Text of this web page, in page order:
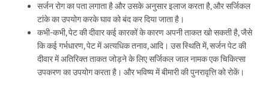
सर्जन रोग का पता लगाता है और उसके अनुसार इलाज करता है, और सर्जिकल
टांके का उपयोग करके घाव को बंद कर दिया जाता है।
कभी-कभी, पेट की दीवार कई कारकों के कारण अपनी ताकत खो सकती है, जैसे
कि कई गर्भधारण, पेट में अत्यधिक तनाव, आदि। उस स्थिति में, सर्जन पेट की
दीवार में अतिरिक्त ताकत जोड़ने के लिए सर्जिकल जाल नामक एक चिकित्सा
उपकरण का उपयोग करता है। और भविष्य में बीमारी की पुनरावृत्ति को रोकें।